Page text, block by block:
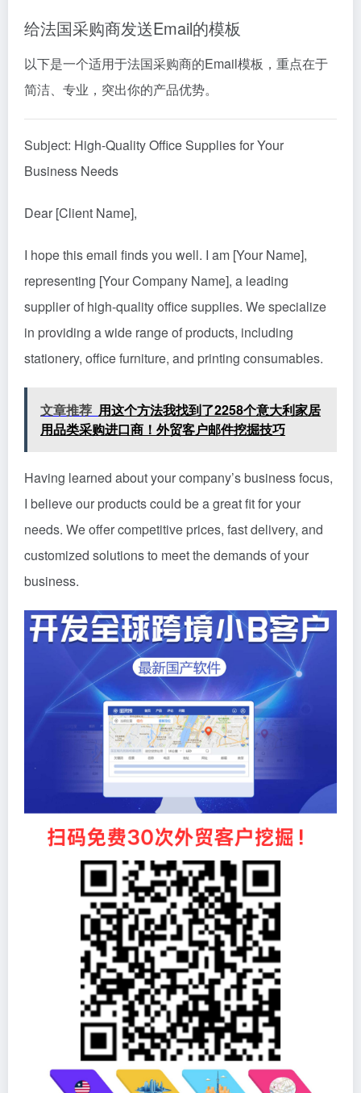
给法国采购商发送Email的模板
以下是一个适用于法国采购商的Email模板，重点在于
简洁、专业，突出你的产品优势。
Subject: High-Quality Office Supplies for Your
Business Needs
Dear [Client Name],
I hope this email finds you well. I am [Your Name],
representing [Your Company Name], a leading
supplier of high-quality office supplies. We specialize
in providing a wide range of products, including
stationery, office furniture, and printing consumables.
文章推荐 用这个方法我找到了2258个意大利家居
用品类采购进口商！外贸客户邮件挖掘技巧
Having learned about your company’s business focus,
I believe our products could be a great fit for your
needs. We offer competitive prices, fast delivery, and
customized solutions to meet the demands of your
business.